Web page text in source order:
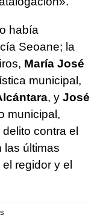
había
Seoane; la
María José
municipal,
, y José
municipal,
contra el
las últimas
regidor y el